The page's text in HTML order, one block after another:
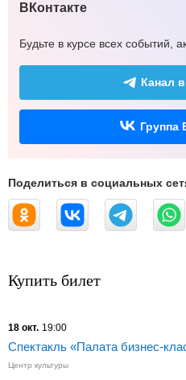
ВКонтакте
Будьте в курсе всех событий,
Канал
Группа
Поделиться в социальных
Купить билет
18 окт. 19:00
Спектакль «Палата бизнес-
Центр культуры